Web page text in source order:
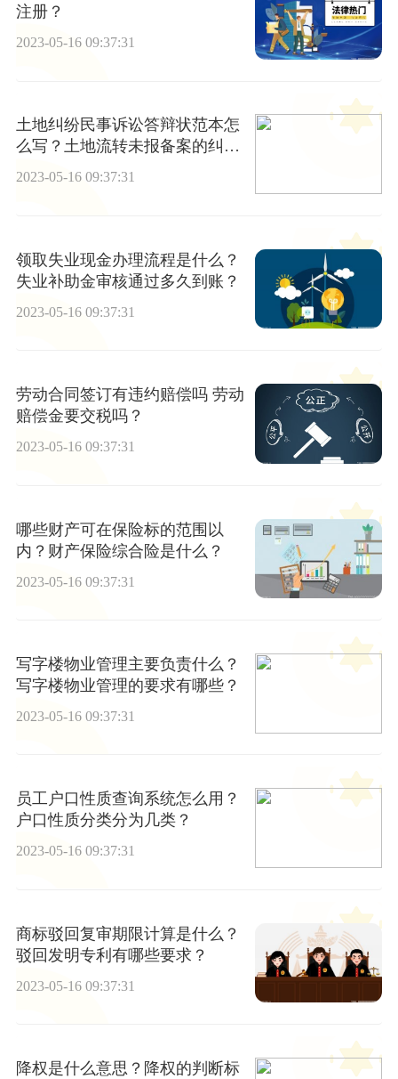
注册？
2023-05-16 09:37:31
土地纠纷民事诉讼答辩状范本怎
么写？土地流转未报备案的纠纷
案件有哪些？
2023-05-16 09:37:31
领取失业现金办理流程是什么？
失业补助金审核通过多久到账？
2023-05-16 09:37:31
劳动合同签订有违约赔偿吗 劳动
赔偿金要交税吗？
2023-05-16 09:37:31
哪些财产可在保险标的范围以
内？财产保险综合险是什么？
2023-05-16 09:37:31
写字楼物业管理主要负责什么？
写字楼物业管理的要求有哪些？
2023-05-16 09:37:31
员工户口性质查询系统怎么用？
户口性质分类分为几类？
2023-05-16 09:37:31
商标驳回复审期限计算是什么？
驳回发明专利有哪些要求？
2023-05-16 09:37:31
降权是什么意思？降权的判断标